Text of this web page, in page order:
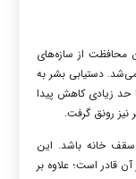
محافظت از سازه‌های
دستیابی بشر به
حد زیادی کاهش پیدا
رونق گرفت.
سقف خانه باشد. این
قادر است؛ علاوه بر